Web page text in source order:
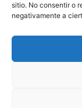
sitio. No consentir o
negativamente a
CONTACTA CON